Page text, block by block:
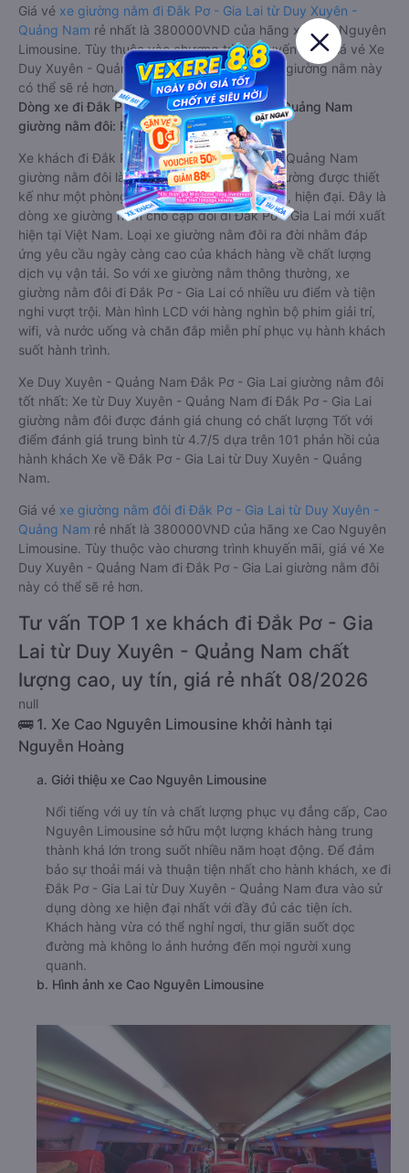
Giá vé xe giường nằm đi Đắk Pơ - Gia Lai từ Duy Xuyên -
Quảng Nam rẻ nhất là 380000VND của hãng xe Cao Nguyên
Limousine. Tùy thuộc vào chương trình khuyến mãi, giá vé Xe
Duy Xuyên - Quảng Nam đi Đắk Pơ - Gia Lai giường nằm này
có thể sẽ rẻ hơn.
Dòng xe đi Đắk Pơ - Gia Lai từ Duy Xuyên - Quảng Nam
giường nằm đôi: Riêng tư, đầy đủ tiện nghi
Xe khách đi Đắk Pơ - Gia Lai từ Duy Xuyên - Quảng Nam
giường nằm đôi là loại xe đặc biệt. Với mỗi giường được thiết
kế như một phòng ngủ khách sạn sang trọng, hiện đại. Đây là
dòng xe giường nằm cho cặp đôi đi Đắk Pơ - Gia Lai mới xuất
hiện tại Việt Nam. Loại xe giường nằm đôi ra đời nhằm đáp
ứng yêu cầu ngày càng cao của khách hàng về chất lượng
dịch vụ vận tải. So với xe giường nằm thông thường, xe
giường nằm đôi đi Đắk Pơ - Gia Lai có nhiều ưu điểm và tiện
nghi vượt trội. Màn hình LCD với hàng nghìn bộ phim giải trí,
wifi, và nước uống và chăn đắp miễn phí phục vụ hành khách
suốt hành trình.
Xe Duy Xuyên - Quảng Nam Đắk Pơ - Gia Lai giường nằm đôi
tốt nhất: Xe từ Duy Xuyên - Quảng Nam đi Đắk Pơ - Gia Lai
giường nằm đôi được đánh giá chung có chất lượng Tốt với
điểm đánh giá trung bình từ 4.7/5 dựa trên 101 phản hồi của
hành khách Xe về Đắk Pơ - Gia Lai từ Duy Xuyên - Quảng
Nam.
Giá vé xe giường nằm đôi đi Đắk Pơ - Gia Lai từ Duy Xuyên -
Quảng Nam rẻ nhất là 380000VND của hãng xe Cao Nguyên
Limousine. Tùy thuộc vào chương trình khuyến mãi, giá vé Xe
Duy Xuyên - Quảng Nam đi Đắk Pơ - Gia Lai giường nằm đôi
này có thể sẽ rẻ hơn.
Tư vấn TOP 1 xe khách đi Đắk Pơ - Gia
Lai từ Duy Xuyên - Quảng Nam chất
lượng cao, uy tín, giá rẻ nhất 08/2026
null
🚌 1. Xe Cao Nguyên Limousine khởi hành tại
Nguyễn Hoàng
a. Giới thiệu xe Cao Nguyên Limousine
Nổi tiếng với uy tín và chất lượng phục vụ đẳng cấp, Cao
Nguyên Limousine sở hữu một lượng khách hàng trung
thành khá lớn trong suốt nhiều năm hoạt động. Để đảm
bảo sự thoải mái và thuận tiện nhất cho hành khách, xe đi
Đắk Pơ - Gia Lai từ Duy Xuyên - Quảng Nam đưa vào sử
dụng dòng xe hiện đại nhất với đầy đủ các tiện ích.
Khách hàng vừa có thể nghỉ ngơi, thư giãn suốt dọc
đường mà không lo ảnh hưởng đến mọi người xung
quanh.
b. Hình ảnh xe Cao Nguyên Limousine